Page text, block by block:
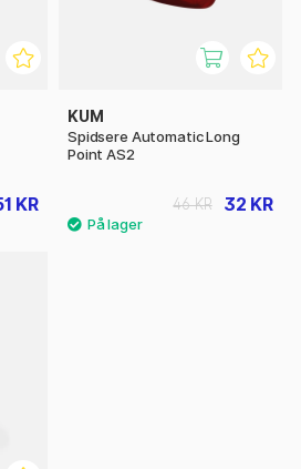
KR
KUM
Spidsere Automatic Long
Point AS2
32 KR
46 KR